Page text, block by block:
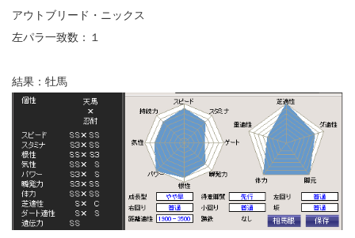
アウトブリード・ニックス
左パラ一致数：１
結果：牡馬